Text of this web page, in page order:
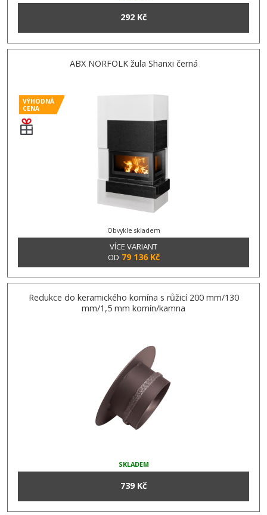
292 Kč
ABX NORFOLK žula Shanxi černá
VÝHODNÁ
CENA
Obvykle skladem
VÍCE VARIANT
OD 79 136 Kč
Redukce do keramického komína s růžicí 200 mm/130
mm/1,5 mm komín/kamna
SKLADEM
739 Kč